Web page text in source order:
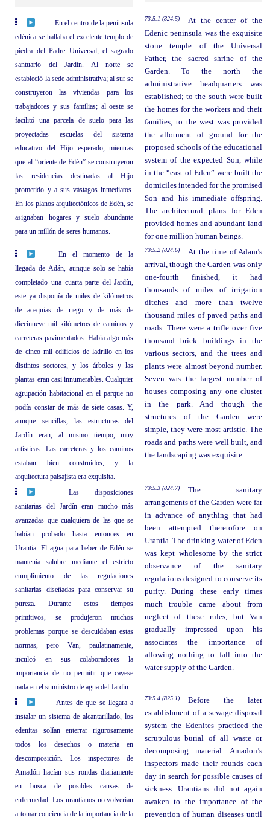
En el centro de la península
edénica se hallaba el excelente templo de
piedra del Padre Universal, el sagrado
santuario del Jardín. Al norte se
estableció la sede administrativa; al sur se
construyeron las viviendas para los
trabajadores y sus familias; al oeste se
facilitó una parcela de suelo para las
proyectadas escuelas del sistema
educativo del Hijo esperado, mientras
que al “oriente de Edén” se construyeron
las residencias destinadas al Hijo
prometido y a sus vástagos inmediatos.
En los planos arquitectónicos de Edén, se
asignaban hogares y suelo abundante
para un millón de seres humanos.
73:5.1 (824.5)
At the center of the
Edenic peninsula was the exquisite
stone temple of the Universal
Father, the sacred shrine of the
Garden. To the north the
administrative headquarters was
established; to the south were built
the homes for the workers and their
families; to the west was provided
the allotment of ground for the
proposed schools of the educational
system of the expected Son, while
in the “east of Eden” were built the
domiciles intended for the promised
Son and his immediate offspring.
The architectural plans for Eden
provided homes and abundant land
for one million human beings.
En el momento de la
llegada de Adán, aunque solo se había
completado una cuarta parte del Jardín,
este ya disponía de miles de kilómetros
de acequias de riego y de más de
diecinueve mil kilómetros de caminos y
carreteras pavimentados. Había algo más
de cinco mil edificios de ladrillo en los
distintos sectores, y los árboles y las
plantas eran casi innumerables. Cualquier
agrupación habitacional en el parque no
podía constar de más de siete casas. Y,
aunque sencillas, las estructuras del
Jardín eran, al mismo tiempo, muy
artísticas. Las carreteras y los caminos
estaban bien construidos, y la
arquitectura paisajista era exquisita.
73:5.2 (824.6)
At the time of Adam’s
arrival, though the Garden was only
one-fourth finished, it had
thousands of miles of irrigation
ditches and more than twelve
thousand miles of paved paths and
roads. There were a trifle over five
thousand brick buildings in the
various sectors, and the trees and
plants were almost beyond number.
Seven was the largest number of
houses composing any one cluster
in the park. And though the
structures of the Garden were
simple, they were most artistic. The
roads and paths were well built, and
the landscaping was exquisite.
Las disposiciones
sanitarias del Jardín eran mucho más
avanzadas que cualquiera de las que se
habían probado hasta entonces en
Urantia. El agua para beber de Edén se
mantenía salubre mediante el estricto
cumplimiento de las regulaciones
sanitarias diseñadas para conservar su
pureza. Durante estos tiempos
primitivos, se produjeron muchos
problemas porque se descuidaban estas
normas, pero Van, paulatinamente,
inculcó en sus colaboradores la
importancia de no permitir que cayese
nada en el suministro de agua del Jardín.
73:5.3 (824.7)
The sanitary
arrangements of the Garden were far
in advance of anything that had
been attempted theretofore on
Urantia. The drinking water of Eden
was kept wholesome by the strict
observance of the sanitary
regulations designed to conserve its
purity. During these early times
much trouble came about from
neglect of these rules, but Van
gradually impressed upon his
associates the importance of
allowing nothing to fall into the
water supply of the Garden.
Antes de que se llegara a
instalar un sistema de alcantarillado, los
edenitas solían enterrar rigurosamente
todos los desechos o materia en
descomposición. Los inspectores de
Amadón hacían sus rondas diariamente
en busca de posibles causas de
enfermedad. Los urantianos no volverían
a tomar conciencia de la importancia de la
73:5.4 (825.1)
Before the later
establishment of a sewage-disposal
system the Edenites practiced the
scrupulous burial of all waste or
decomposing material. Amadon’s
inspectors made their rounds each
day in search for possible causes of
sickness. Urantians did not again
awaken to the importance of the
prevention of human diseases until